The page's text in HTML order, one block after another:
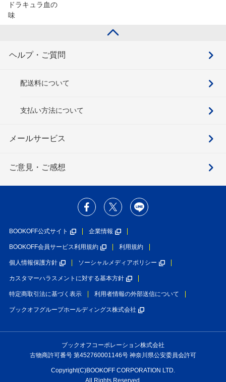
ドラキュラ血の
味
ヘルプ・ご質問
配送料について
支払い方法について
メールサービス
ご意見・ご感想
BOOKOFF公式サイト 企業情報
BOOKOFF会員サービス利用規約 利用規約
個人情報保護方針 ソーシャルメディアポリシー
カスタマーハラスメントに対する基本方針
特定商取引法に基づく表示 利用者情報の外部送信について
ブックオフグループホールディングス株式会社
ブックオフコーポレーション株式会社
古物商許可番号 第452760001146号 神奈川県公安委員会許可
Copyright(C)BOOKOFF CORPORATION LTD.
All Rights Reserved.